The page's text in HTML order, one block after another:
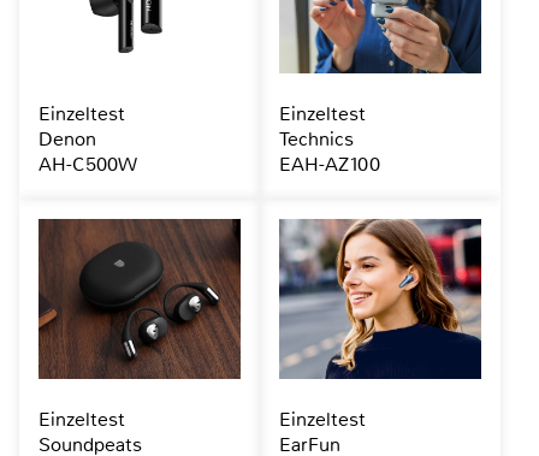
Einzeltest
Denon
AH-C500W
Einzeltest
Technics
EAH-AZ100
Einzeltest
Soundpeats
Einzeltest
EarFun